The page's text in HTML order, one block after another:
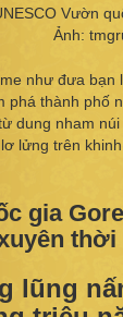
Vườn
Ảnh:
như đưa bạn
phá thành phố
dung nham
lửng trên
gia
thời
lũng